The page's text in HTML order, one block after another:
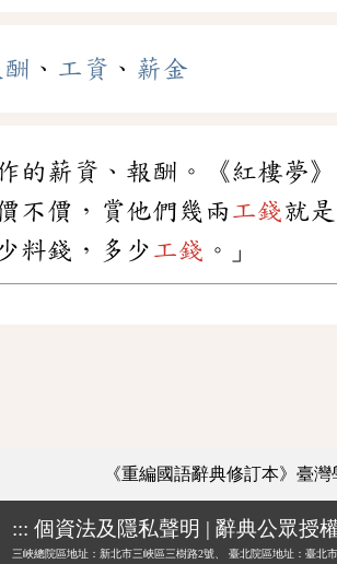
、 工資 、 薪金
的薪資、報酬。《紅樓夢
不價，賞他們幾兩 工錢就
料錢，多少 工錢 。」
《重編國語辭典修訂本》臺
::: 個資法及隱私聲明 | 辭典公眾授
三峽總院區地址：新北市三峽區三樹路2號、 臺北院區地址：臺北